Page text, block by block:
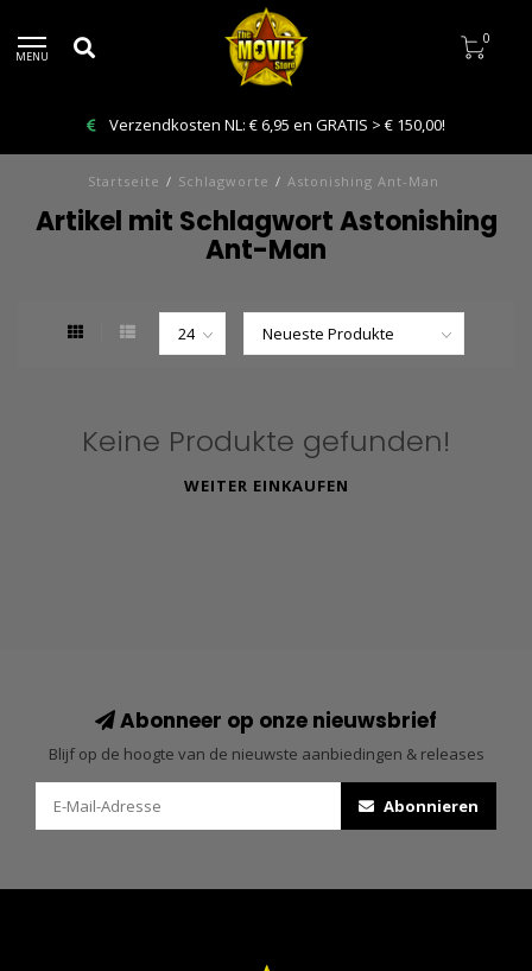
MENU
0
Verzendkosten NL: € 6,95 en GRATIS > € 150,00!
Startseite / Schlagworte / Astonishing Ant-Man
Artikel mit Schlagwort Astonishing
Ant-Man
Keine Produkte gefunden!
WEITER EINKAUFEN
Abonneer op onze nieuwsbrief
Blijf op de hoogte van de nieuwste aanbiedingen & releases
Abonnieren